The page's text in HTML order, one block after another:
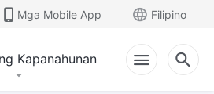
Mga Mobile App Filipino
Kapanahunan